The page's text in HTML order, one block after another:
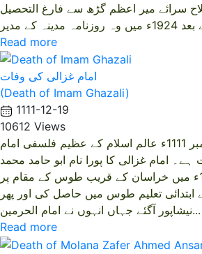
سرائے میر اعظم گڑھ سے فارغ التحصیل
Read more
امام غزالی کی وفات
(Death of Imam Ghazali)
1111-12-19
10612 Views
امام غزالی ٭19دسمبر 1111ء عالم اسلام کے عظیم فلسفی امام
ہے۔ امام غزالی کا پورا نام ابو حامد محمد
الغزالی تھا اور وہ 1059ء میں خراسان کے قریب طوس کے مقام پر
ابتدائی تعلیم طوس میں حاصل کی اور پھر
نیشاپور آگئے جہاں انہوں نے امام الحرمین...
Read more